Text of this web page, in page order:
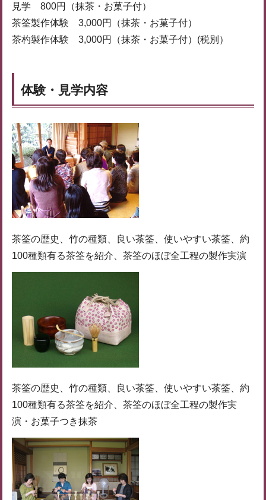
見学 800円（抹茶・お菓子付）
茶筌製作体験 3,000円（抹茶・お菓子付）
茶杓製作体験 3,000円（抹茶・お菓子付）(税別）
体験・見学内容
茶筌の歴史、竹の種類、良い茶筌、使いやすい茶筌、約
100種類有る茶筌を紹介、茶筌のほぼ全工程の製作実演
茶筌の歴史、竹の種類、良い茶筌、使いやすい茶筌、約
100種類有る茶筌を紹介、茶筌のほぼ全工程の製作実
演・お菓子つき抹茶